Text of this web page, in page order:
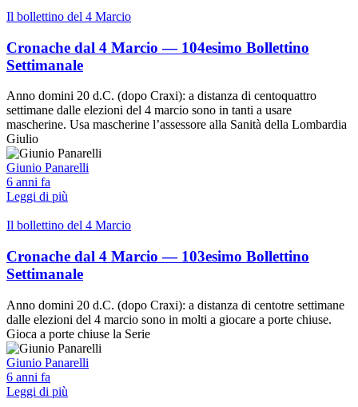
Il bollettino del 4 Marcio
Cronache dal 4 Marcio — 104esimo Bollettino
Settimanale
Anno domini 20 d.C. (dopo Craxi): a distanza di centoquattro
settimane dalle elezioni del 4 marcio sono in tanti a usare
mascherine. Usa mascherine l’assessore alla Sanità della Lombardia
Giulio
Giunio Panarelli
6 anni fa
Leggi di più
Il bollettino del 4 Marcio
Cronache dal 4 Marcio — 103esimo Bollettino
Settimanale
Anno domini 20 d.C. (dopo Craxi): a distanza di centotre settimane
dalle elezioni del 4 marcio sono in molti a giocare a porte chiuse.
Gioca a porte chiuse la Serie
Giunio Panarelli
6 anni fa
Leggi di più